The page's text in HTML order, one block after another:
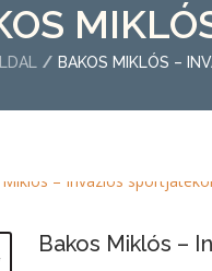
BAKOS MIKLÓS –
Bakos Miklós –